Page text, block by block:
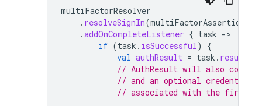
multiFactorResolver
. resolveSignIn(multiFactorAssertion
.addOnCompleteListener { task -
if (task . isSuccessful)
{
val authResult = task . result
// AuthResult will also
// and an optional credential
// associated with the first